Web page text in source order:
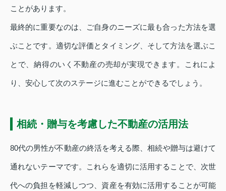
ことがあります。
最終的に重要なのは、ご自身のニーズに最も合った方法を選
ぶことです。適切な評価とタイミング、そして方法を選ぶこ
とで、納得のいく不動産の売却が実現できます。これによ
り、安心して次のステージに進むことができるでしょう。
相続・贈与を考慮した不動産の活用法
80代の男性が不動産の終活を考える際、相続や贈与は避けて
通れないテーマです。これらを適切に活用することで、次世
代への負担を軽減しつつ、資産を有効に活用することが可能